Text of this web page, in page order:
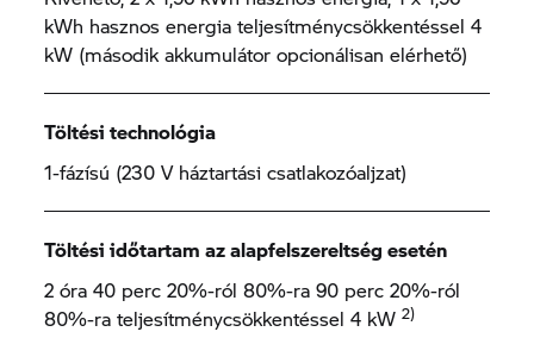
kWh hasznos energia teljesítménycsökkentéssel 4
kW (második akkumulátor opcionálisan elérhető)
Töltési technológia
1-fázísú (230 V háztartási csatlakozóaljzat)
Töltési időtartam az alapfelszereltség esetén
2 óra 40 perc 20%-ról 80%-ra 90 perc 20%-ról
80%-ra teljesítménycsökkentéssel 4 kW2)